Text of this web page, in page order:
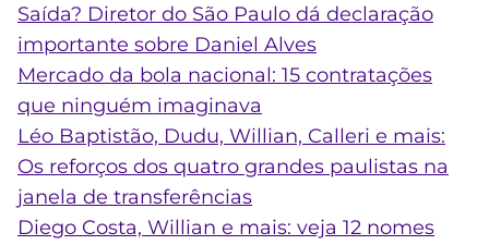
Saída? Diretor do São Paulo dá declaração
importante sobre Daniel Alves
Mercado da bola nacional: 15 contratações
que ninguém imaginava
Léo Baptistão, Dudu, Willian, Calleri e mais:
Os reforços dos quatro grandes paulistas na
janela de transferências
Diego Costa, Willian e mais: veja 12 nomes